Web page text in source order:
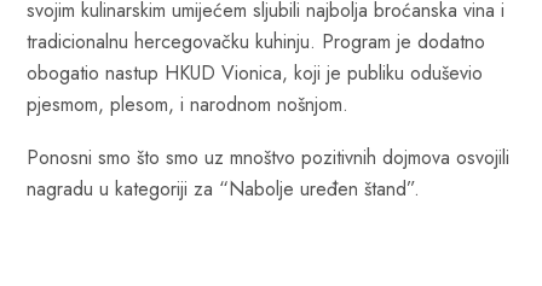
svojim kulinarskim umijećem sljubili najbolja broćanska vina i
tradicionalnu hercegovačku kuhinju. Program je dodatno
obogatio nastup HKUD Vionica, koji je publiku oduševio
pjesmom, plesom, i narodnom nošnjom.
Ponosni smo što smo uz mnoštvo pozitivnih dojmova osvojili
nagradu u kategoriji za “Nabolje uređen štand”.